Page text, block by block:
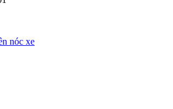
nóc xe